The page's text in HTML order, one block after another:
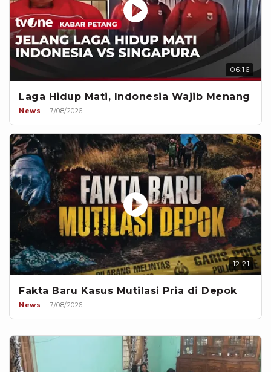
06:16
Laga Hidup Mati, Indonesia Wajib Menang
News 7/08/2026
12:21
Fakta Baru Kasus Mutilasi Pria di Depok
News 7/08/2026